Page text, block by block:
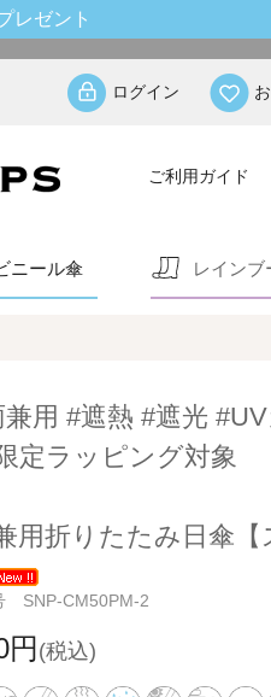
レゼント
ログイン
ご利用ガイド
ニール傘 レインブ
用 #遮熱 #遮光
定ラッピング対象
用折りたたみ日傘【
SNP-CM50PM-2
円 (税込)